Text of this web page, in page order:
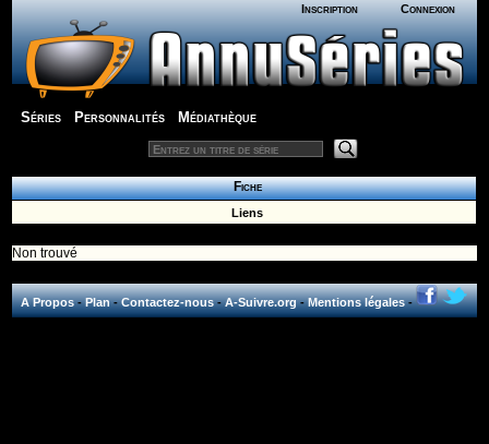
Inscription Connexion
Séries Personnalités Médiathèque
Fiche
Liens
Non trouvé
A Propos-Plan-Contactez-nous-A-Suivre.org-Mentions légales-